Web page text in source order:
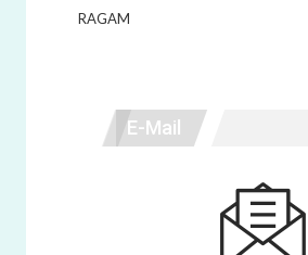
RAGAM
E-Mail